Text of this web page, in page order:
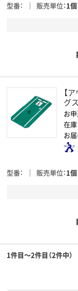
型番 販売単位 1個
【
グ
お
在庫
お届
型番 販売単位 1個
1件目～2件目（2件中）